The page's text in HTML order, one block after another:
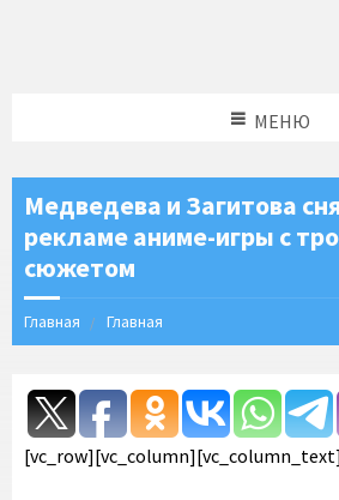
МЕНЮ
Медведева и Загитова
рекламе аниме-игры с
сюжетом
Главная Главная